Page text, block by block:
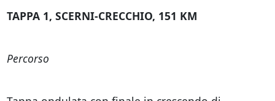
TAPPA 1, SCERNI-CRECCHIO, 151 KM
Percorso